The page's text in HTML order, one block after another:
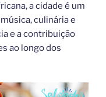
a cidade é um
culinária e
e a contribuição
ao longo dos